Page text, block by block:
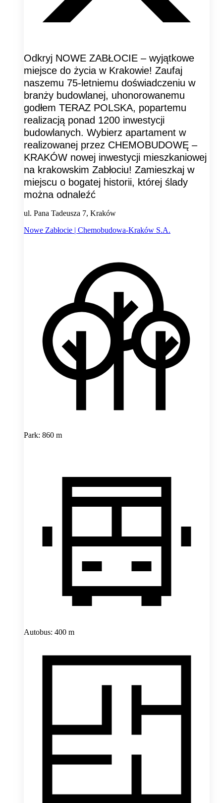
Odkryj NOWE ZABŁOCIE – wyjątkowe
miejsce do życia w Krakowie! Zaufaj
naszemu 75-letniemu doświadczeniu w
branży budowlanej, uhonorowanemu
godłem TERAZ POLSKA, popartemu
realizacją ponad 1200 inwestycji
budowlanych. Wybierz apartament w
realizowanej przez CHEMOBUDOWĘ –
KRAKÓW nowej inwestycji mieszkaniowej
na krakowskim Zabłociu! Zamieszkaj w
miejscu o bogatej historii, której ślady
można odnaleźć
ul. Pana Tadeusza 7, Kraków
Nowe Zabłocie | Chemobudowa-Kraków S.A.
Park: 860 m
Autobus: 400 m